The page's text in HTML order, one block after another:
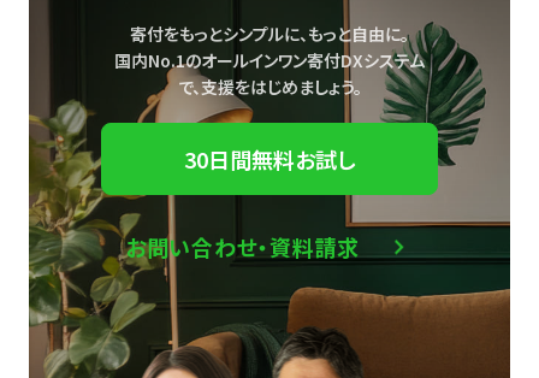
寄付をもっとシンプルに、もっと自由に。
国内No.1のオールインワン寄付DXシステム
で、支援をはじめましょう。
30日間無料お試し
お問い合わせ・資料請求